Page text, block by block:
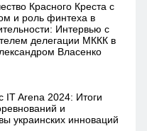
Красного Креста с
и роль финтеха в
Интервью с
делегации МККК в
Власенко
IT Arena 2024: Итоги
и
украинских инноваций